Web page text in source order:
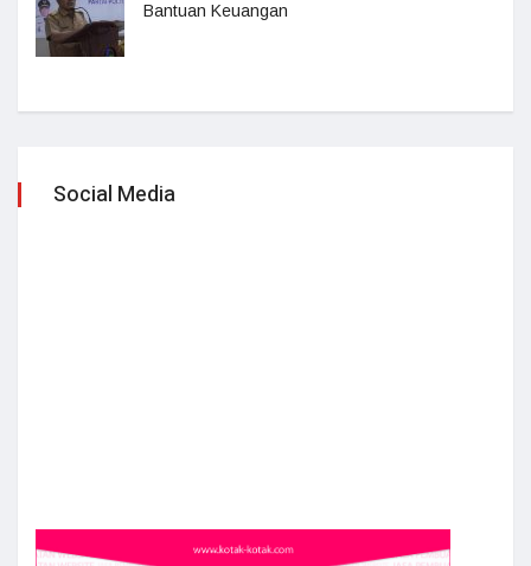
Bantuan Keuangan
Social Media